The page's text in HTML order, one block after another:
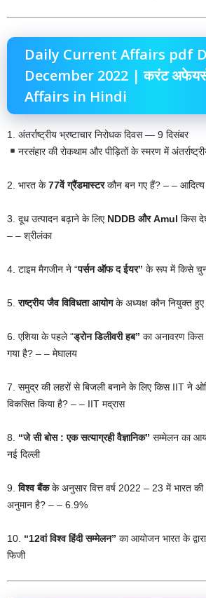
Daily Current Affairs pdf
December 2022 | करंट
Affairs in Hindi
1. अंतर्राष्ट्रीय भ्रष्टाचार निरोधक दिवस — 9 दिसंबर
नरसंहार की रोकथाम और पीड़ितों के स्मरण में
2. भारत के77वें ग्रैंडमास्टरकौन बन गए हैं? – – आदित्य
3. दूध उत्पादन बढ़ाने के लिए NDDB और Amul किस
– – श्रीलंका
4. टाइम मैगजीन ने “पर्सन ऑफ द ईयर” के रूप में किसे
5.राष्ट्रीय जैव विविधता आयोगके अध्यक्ष कौन नियुक्त
6. एशिया के पहले “ड्रोन डिलीवरी हब” का अनावरण किस
गया है? – – मेघालय
7. समुद्र की लहरों से बिजली बनाने के लिए किस IIT ने
विकसित किया है? – – IIT मद्रास
8. “जे सी बोस : एक सत्याग्रही वैज्ञानिक” सम्मेलन का
नई दिल्ली
9.विश्व बैंकके अनुसार वित्त वर्ष 2022 – 23 में भारत
अनुमान है? – – 6.9%
10. “12वां विश्व हिंदी सम्मेलन” का आयोजन भारत के
फिजी